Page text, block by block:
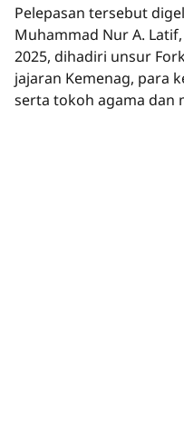
Pelepasan tersebut
Muhammad Nur A.
2025, dihadiri unsur
jajaran Kemenag, para
serta tokoh agama dan